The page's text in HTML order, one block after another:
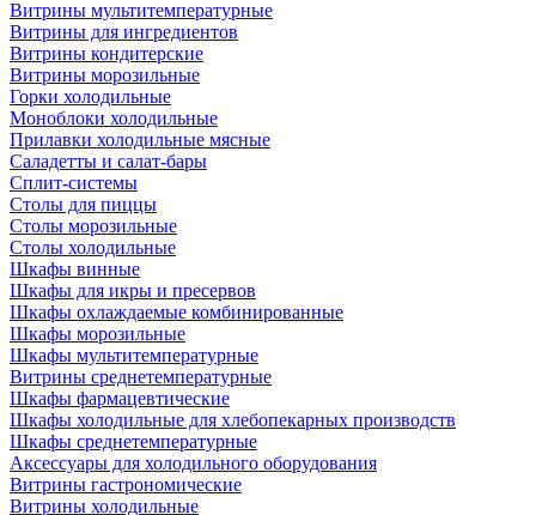
Витрины мультитемпературные
Витрины для ингредиентов
Витрины кондитерские
Витрины морозильные
Горки холодильные
Моноблоки холодильные
Прилавки холодильные мясные
Саладетты и салат-бары
Сплит-системы
Столы для пиццы
Столы морозильные
Столы холодильные
Шкафы винные
Шкафы для икры и пресервов
Шкафы охлаждаемые комбинированные
Шкафы морозильные
Шкафы мультитемпературные
Витрины среднетемпературные
Шкафы фармацевтические
Шкафы холодильные для хлебопекарных производств
Шкафы среднетемпературные
Аксессуары для холодильного оборудования
Витрины гастрономические
Витрины холодильные